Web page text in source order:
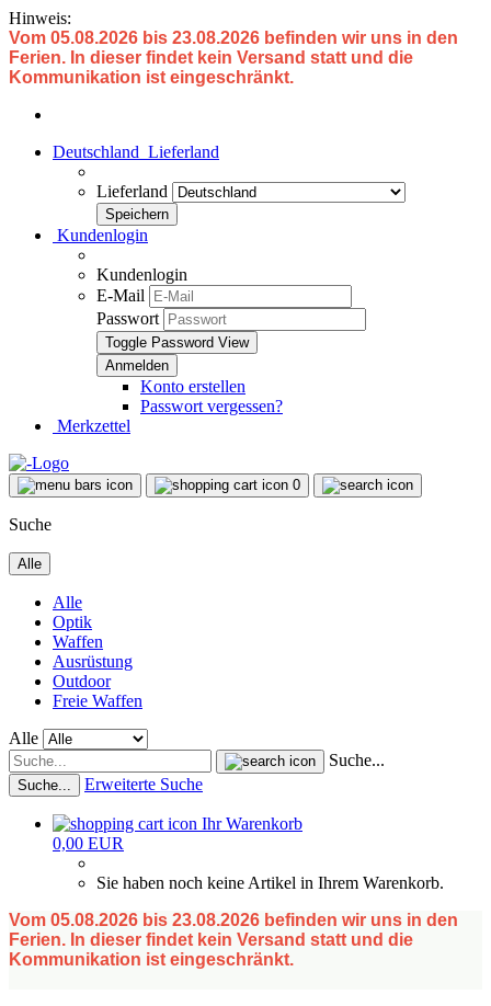
Hinweis:
Vom 05.08.2026 bis 23.08.2026 befinden wir uns in den
Ferien. In dieser findet kein Versand statt und die
Kommunikation ist eingeschränkt.
Deutschland Lieferland
Lieferland
Kundenlogin
Kundenlogin
E-Mail
Passwort
Toggle Password View
Konto erstellen
Passwort vergessen?
Merkzettel
0
Suche
Alle
Alle
Optik
Waffen
Ausrüstung
Outdoor
Freie Waffen
Alle
Suche...
Suche... Erweiterte Suche
Ihr Warenkorb
0,00 EUR
Sie haben noch keine Artikel in Ihrem Warenkorb.
Vom 05.08.2026 bis 23.08.2026 befinden wir uns in den
Ferien. In dieser findet kein Versand statt und die
Kommunikation ist eingeschränkt.